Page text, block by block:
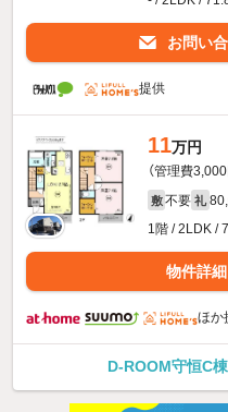
お問い
提供
11万円
（管理費3,000
敷 不要 礼
1階 / 2LDK /
物件詳
ほか
D-ROOM守恒C